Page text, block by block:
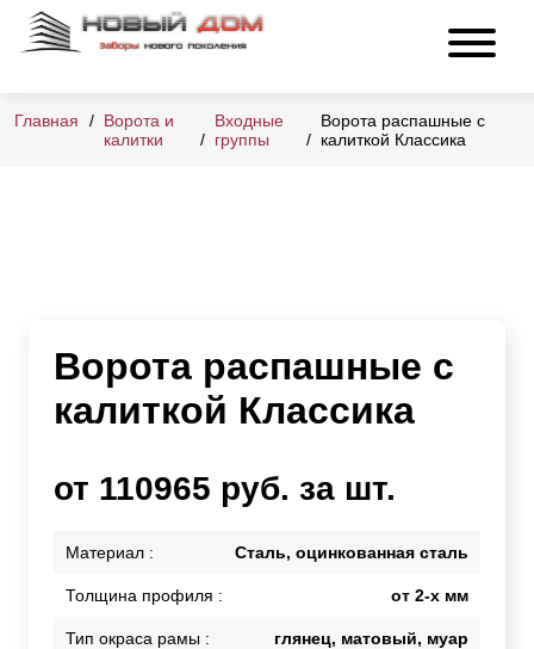
Главная
Ворота и
калитки
Входные
группы
Ворота распашные с
калиткой Классика
Ворота распашные с
калиткой Классика
от 110965 руб. за шт.
Материал : Сталь, оцинкованная сталь
Толщина профиля : от 2-х мм
Тип окраса рамы : глянец, матовый, муар